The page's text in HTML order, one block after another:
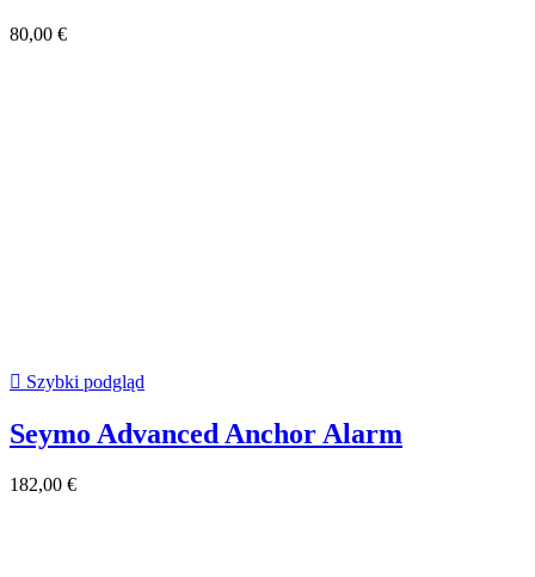
80,00 €
 Szybki podgląd
Seymo Advanced Anchor Alarm
182,00 €